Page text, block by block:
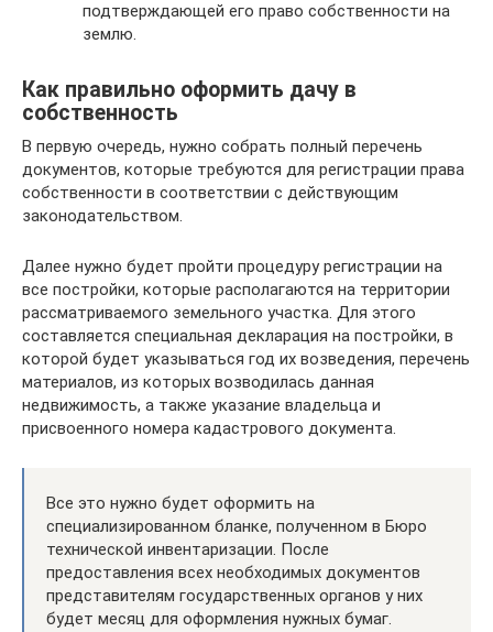
подтверждающей его право собственности на
землю.
Как правильно оформить дачу в
собственность
В первую очередь, нужно собрать полный перечень
документов, которые требуются для регистрации права
собственности в соответствии с действующим
законодательством.
Далее нужно будет пройти процедуру регистрации на
все постройки, которые располагаются на территории
рассматриваемого земельного участка. Для этого
составляется специальная декларация на постройки, в
которой будет указываться год их возведения, перечень
материалов, из которых возводилась данная
недвижимость, а также указание владельца и
присвоенного номера кадастрового документа.
Все это нужно будет оформить на
специализированном бланке, полученном в Бюро
технической инвентаризации. После
предоставления всех необходимых документов
представителям государственных органов у них
будет месяц для оформления нужных бумаг.